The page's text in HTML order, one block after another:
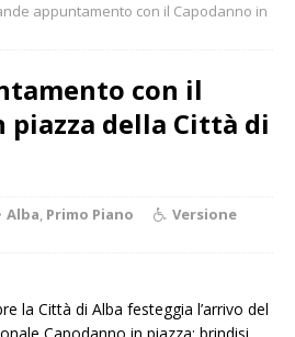
appuntamento con il Capodanno in
con il
piazza della Città di
Alba, Primo Piano
Versione
la Città di Alba festeggia l’arrivo del